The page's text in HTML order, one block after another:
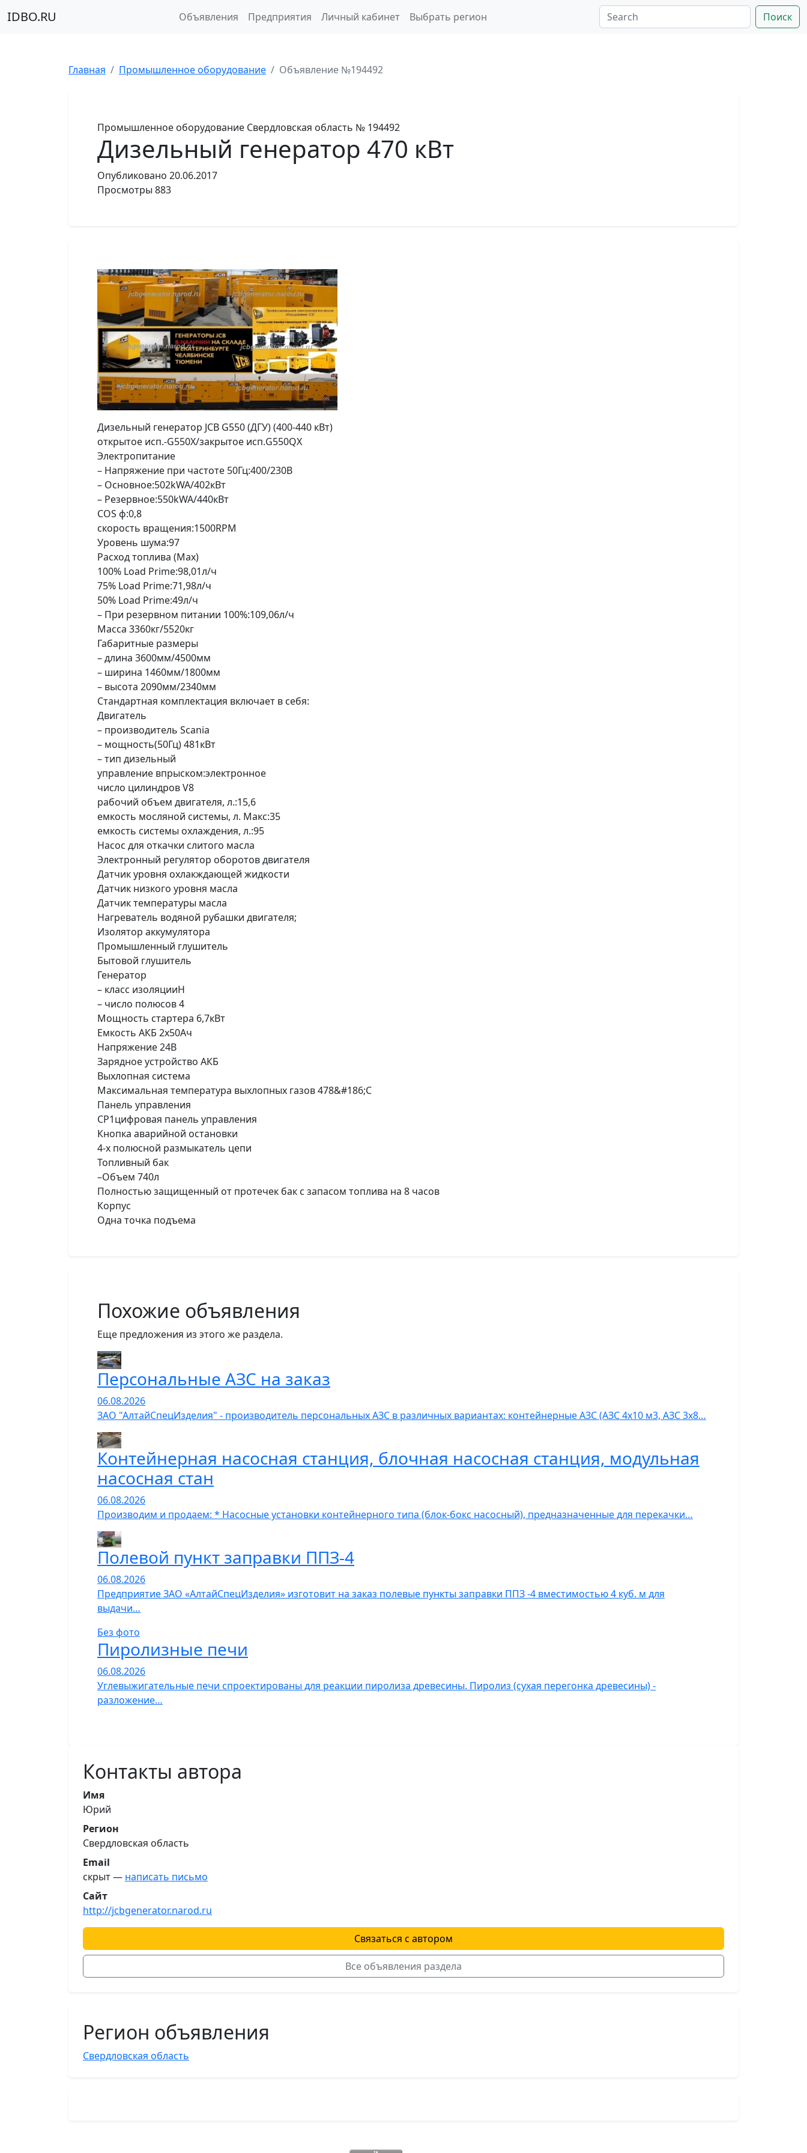
IDBO.RU Объявления Предприятия Личный кабинет Выбрать регион Поиск
Главная Промышленное оборудование Объявление №194492
Промышленное оборудование Свердловская область № 194492
Дизельный генератор 470 кВт
Опубликовано 20.06.2017
Просмотры 883
Дизельный генератор JCB G550 (ДГУ) (400-440 кВт)
открытое исп.-G550X/закрытое исп.G550QX
Электропитание
– Напряжение при частоте 50Гц:400/230В
– Основное:502kWA/402кВт
– Резервное:550kWA/440кВт
COS ф:0,8
скорость вращения:1500RPM
Уровень шума:97
Расход топлива (Мах)
100% Load Prime:98,01л/ч
75% Load Prime:71,98л/ч
50% Load Prime:49л/ч
– При резервном питании 100%:109,06л/ч
Масса 3360кг/5520кг
Габаритные размеры
– длина 3600мм/4500мм
– ширина 1460мм/1800мм
– высота 2090мм/2340мм
Стандартная комплектация включает в себя:
Двигатель
– производитель Scania
– мощность(50Гц) 481кВт
– тип дизельный
управление впрыском:электронное
число цилиндров V8
рабочий объем двигателя, л.:15,6
емкость мосляной системы, л. Макс:35
емкость системы охлаждения, л.:95
Насос для откачки слитого масла
Электронный регулятор оборотов двигателя
Датчик уровня охлакждающей жидкости
Датчик низкого уровня масла
Датчик температуры масла
Нагреватель водяной рубашки двигателя;
Изолятор аккумулятора
Промышленный глушитель
Бытовой глушитель
Генератор
– класс изоляцииН
– число полюсов 4
Мощность стартера 6,7кВт
Емкость АКБ 2х50Ач
Напряжение 24В
Зарядное устройство АКБ
Выхлопная система
Максимальная температура выхлопных газов 478&#186;С
Панель управления
CP1цифровая панель управления
Кнопка аварийной остановки
4-х полюсной размыкатель цепи
Топливный бак
–Объем 740л
Полностью защищенный от протечек бак с запасом топлива на 8 часов
Корпус
Одна точка подъема
Похожие объявления
Еще предложения из этого же раздела.
Персональные АЗС на заказ
06.08.2026
ЗАО "АлтайСпецИзделия" - производитель персональных АЗС в различных вариантах: контейнерные АЗС (АЗС 4х10 м3, АЗС 3х8…
Контейнерная насосная станция, блочная насосная станция, модульная
насосная стан
06.08.2026
Производим и продаем: * Насосные установки контейнерного типа (блок-бокс насосный), предназначенные для перекачки…
Полевой пункт заправки ППЗ-4
06.08.2026
Предприятие ЗАО «АлтайСпецИзделия» изготовит на заказ полевые пункты заправки ППЗ -4 вместимостью 4 куб. м для
выдачи…
Без фото
Пиролизные печи
06.08.2026
Углевыжигательные печи спроектированы для реакции пиролиза древесины. Пиролиз (сухая перегонка древесины) -
разложение…
Контакты автора
Имя
Юрий
Регион
Свердловская область
Email
скрыт — написать письмо
Сайт
http://jcbgenerator.narod.ru
Связаться с автором
Все объявления раздела
Регион объявления
Свердловская область